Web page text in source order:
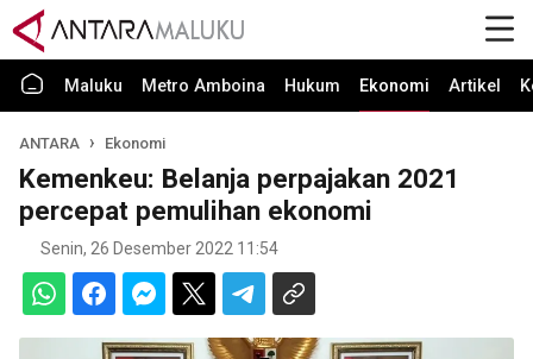
Maluku Metro Amboina Hukum Ekonomi Artikel
ANTARA Ekonomi
Kemenkeu: Belanja perpajakan 2021
percepat pemulihan ekonomi
Senin, 26 Desember 2022 11:54